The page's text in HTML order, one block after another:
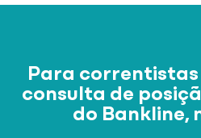
Para correntistas
consulta de
do Bankline,